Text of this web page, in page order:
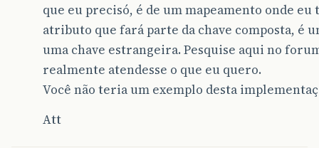
que eu precisó, é de um mapeamento onde eu
atributo que fará parte da chave composta, é
uma chave estrangeira. Pesquise aqui no
realmente atendesse o que eu quero.
Você não teria um exemplo desta
Att